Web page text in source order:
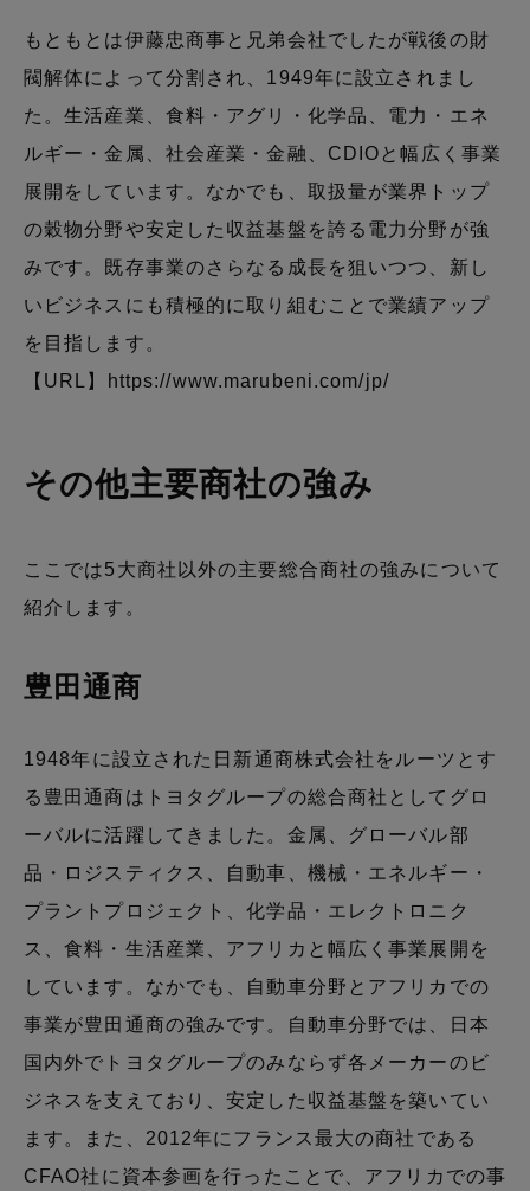
もともとは伊藤忠商事と兄弟会社でしたが戦後の財
閥解体によって分割され、1949年に設立されまし
た。生活産業、食料・アグリ・化学品、電力・エネ
ルギー・金属、社会産業・金融、CDIOと幅広く事業
展開をしています。なかでも、取扱量が業界トップ
の穀物分野や安定した収益基盤を誇る電力分野が強
みです。既存事業のさらなる成長を狙いつつ、新し
いビジネスにも積極的に取り組むことで業績アップ
を目指します。
【URL】
https://www.marubeni.com/jp/
その他主要商社の強み
ここでは5大商社以外の主要総合商社の強みについて
紹介します。
豊田通商
1948年に設立された日新通商株式会社をルーツとす
る豊田通商はトヨタグループの総合商社としてグロ
ーバルに活躍してきました。金属、グローバル部
品・ロジスティクス、自動車、機械・エネルギー・
プラントプロジェクト、化学品・エレクトロニク
ス、食料・生活産業、アフリカと幅広く事業展開を
しています。なかでも、自動車分野とアフリカでの
事業が豊田通商の強みです。自動車分野では、日本
国内外でトヨタグループのみならず各メーカーのビ
ジネスを支えており、安定した収益基盤を築いてい
ます。また、2012年にフランス最大の商社である
CFAO社に資本参画を行ったことで、アフリカでの事